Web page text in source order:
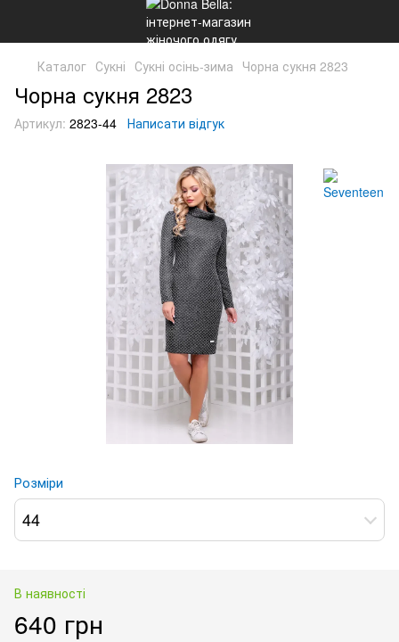
Каталог Сукні Сукні осінь-зима Чорна сукня 2823
Чорна сукня 2823
Артикул: 2823-44 Написати відгук
Розміри
44
В наявності
640 грн